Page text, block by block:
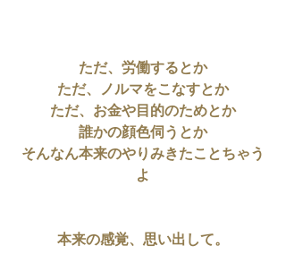
ただ、労働するとか
ただ、ノルマをこなすとか
ただ、お金や目的のためとか
誰かの顔色伺うとか
そんなん本来のやりみきたことちゃう
よ
本来の感覚、思い出して。